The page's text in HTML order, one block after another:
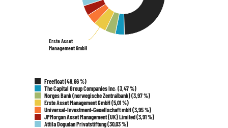
Erste Asset
Management GmbH
Erste Asset
Management GmbH
Freefloat (49,66 %)
The Capital Group Companies Inc. (3,47 %)
Norges Bank (norwegische Zentralbank) (3,97 %)
Erste Asset Management GmbH (5,01 %)
Universal-Investment-Gesellschaft mbH (3,95 %)
JPMorgan Asset Management (UK) Limited (3,91 %)
Attila Dogudan Privatstiftung (30,03 %)